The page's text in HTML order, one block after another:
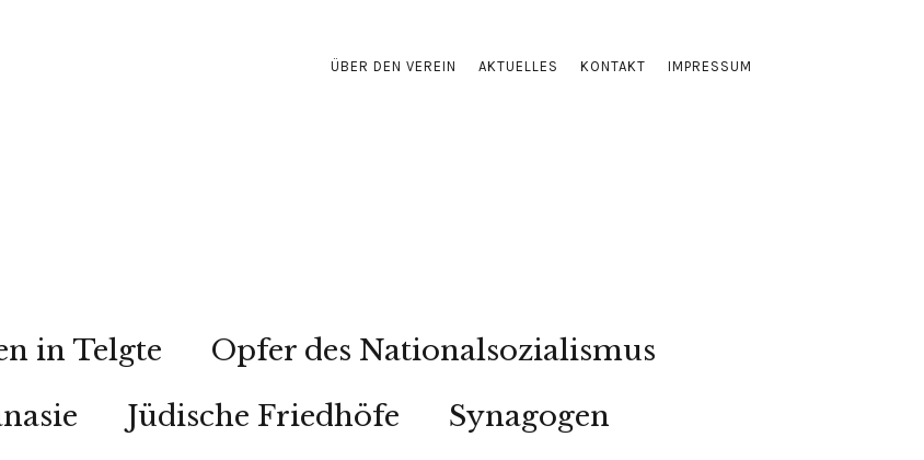
ÜBER DEN VEREIN AKTUELLES KONTAKT IMPRESSUM
in Telgte
Opfer des Nationalsozialismus
Jüdische Friedhöfe
Synagogen